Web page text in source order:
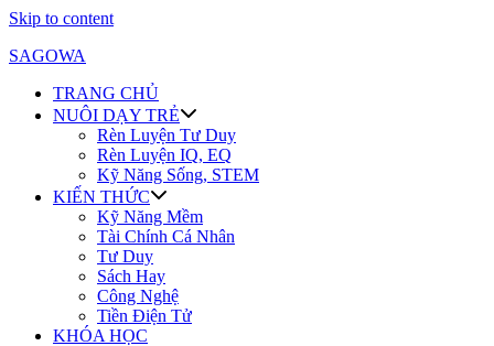
Skip to content
SAGOWA
TRANG CHỦ
NUÔI DẠY TRẺ
Rèn Luyện Tư Duy
Rèn Luyện IQ, EQ
Kỹ Năng Sống, STEM
KIẾN THỨC
Kỹ Năng Mềm
Tài Chính Cá Nhân
Tư Duy
Sách Hay
Công Nghệ
Tiền Điện Tử
KHÓA HỌC